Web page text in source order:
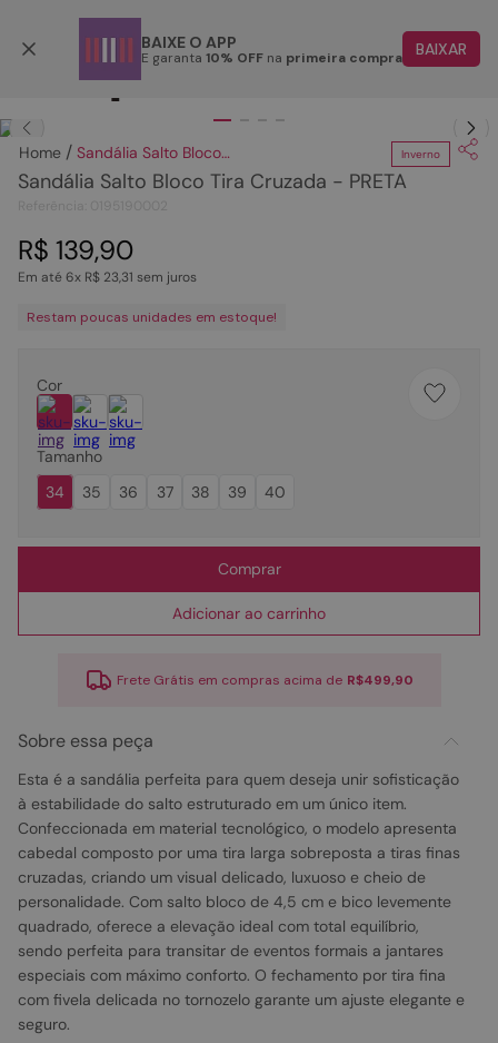
BAIXE O APP
E garanta 10% OFF na primeira compra BAIXAR
Sandália Salto Bloco Tira Cruzada - PRETA Inverno
Sandália Salto Bloco Tira Cruzada - PRETA
R$ 139,90
Em até6x R$ 23,31 sem juros
Restam poucas unidades em estoque!
Cor
Tamanho
34
35 36 37 38 39 40
Comprar
Adicionar ao carrinho
Frete Grátis em compras acima de R$499,90
Sobre essa peça
Esta é a sandália perfeita para quem deseja unir sofisticação
à estabilidade do salto estruturado em um único item.
Confeccionada em material tecnológico, o modelo apresenta
cabedal composto por uma tira larga sobreposta a tiras finas
cruzadas, criando um visual delicado, luxuoso e cheio de
personalidade. Com salto bloco de 4,5 cm e bico levemente
quadrado, oferece a elevação ideal com total equilíbrio,
sendo perfeita para transitar de eventos formais a jantares
especiais com máximo conforto. O fechamento por tira fina
com fivela delicada no tornozelo garante um ajuste elegante e
seguro.
1
2º
tenis
4º
sandalia
5º
rasteira
6º
tamanco
sapatilha
óculos
10º couro